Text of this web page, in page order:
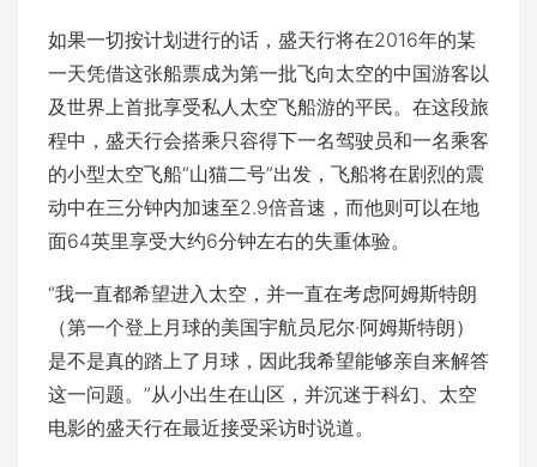
如果一切按计划进行的话，盛天行将在2016年的某
一天凭借这张船票成为第一批飞向太空的中国游客以
及世界上首批享受私人太空飞船游的平民。在这段旅
程中，盛天行会搭乘只容得下一名驾驶员和一名乘客
的小型太空飞船“山猫二号”出发，飞船将在剧烈的震
动中在三分钟内加速至2.9倍音速，而他则可以在地
面64英里享受大约6分钟左右的失重体验。
“我一直都希望进入太空，并一直在考虑阿姆斯特朗
（第一个登上月球的美国宇航员尼尔·阿姆斯特朗）
是不是真的踏上了月球，因此我希望能够亲自来解答
这一问题。”从小出生在山区，并沉迷于科幻、太空
电影的盛天行在最近接受采访时说道。